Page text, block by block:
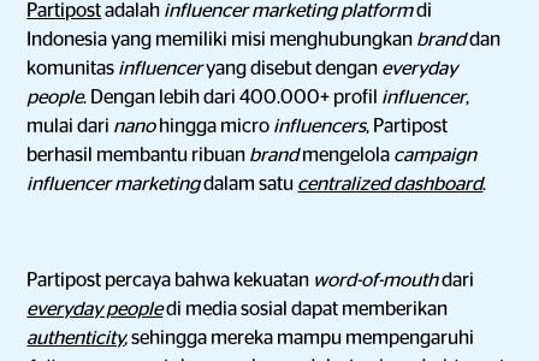
Partipostadalah influencer marketing platformdi
Indonesia yang memiliki misi menghubungkan branddan
komunitas influenceryang disebut dengan everyday
people. Dengan lebih dari 400.000+ profil influencer,
mulai dari nano hingga micro influencers, Partipost
berhasil membantu ribuan brandmengelola campaign
influencer marketingdalam satu centralized dashboard.
Partipost percaya bahwa kekuatan word-of-mouthdari
everyday peopledi media sosial dapat memberikan
authenticity,sehingga mereka mampu mempengaruhi